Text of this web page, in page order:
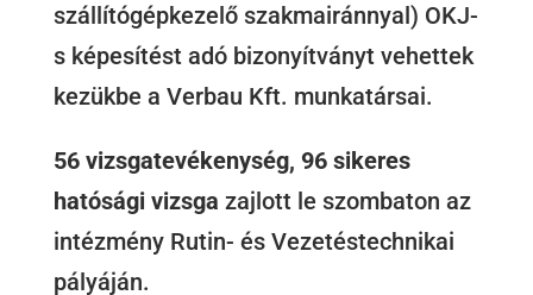
szállítógépkezelő szakmairánnyal) OKJ-
s képesítést adó bizonyítványt vehettek
kezükbe a Verbau Kft. munkatársai.
56 vizsgatevékenység, 96 sikeres
hatósági vizsga zajlott le szombaton az
intézmény Rutin- és Vezetéstechnikai
pályáján.